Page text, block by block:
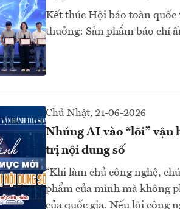
Kết thúc Hội báo toàn
thưởng: Sản phẩm báo chí
Chủ Nhật, 21-06-2026
Nhúng AI vào “lõi” vận
trị nội dung số
“Khi làm chủ công nghệ,
phẩm của mình mà không
của quốc gia. Nếu lõi công